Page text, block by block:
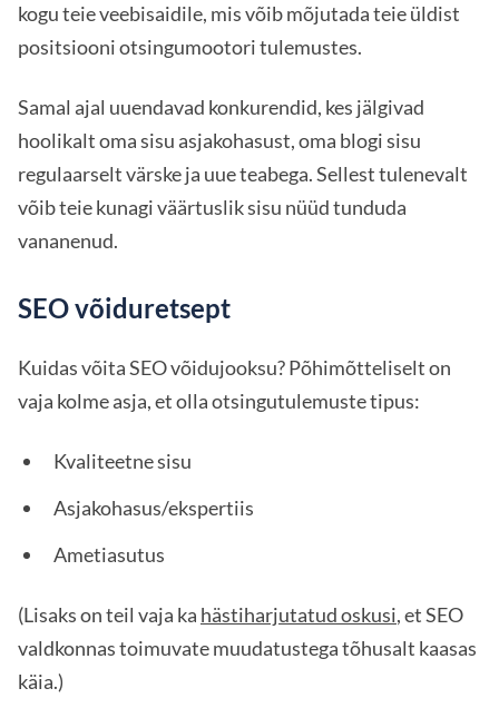
kogu teie veebisaidile, mis võib mõjutada teie üldist
positsiooni otsingumootori tulemustes.
Samal ajal uuendavad konkurendid, kes jälgivad
hoolikalt oma sisu asjakohasust, oma blogi sisu
regulaarselt värske ja uue teabega. Sellest tulenevalt
võib teie kunagi väärtuslik sisu nüüd tunduda
vananenud.
SEO võiduretsept
Kuidas võita SEO võidujooksu? Põhimõtteliselt on
vaja kolme asja, et olla otsingutulemuste tipus:
Kvaliteetne sisu
Asjakohasus/ekspertiis
Ametiasutus
(Lisaks on teil vaja ka hästiharjutatud oskusi, et SEO
valdkonnas toimuvate muudatustega tõhusalt kaasas
käia.)